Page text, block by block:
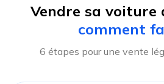
Vendre sa voiture
comment
6 étapes pour une vente